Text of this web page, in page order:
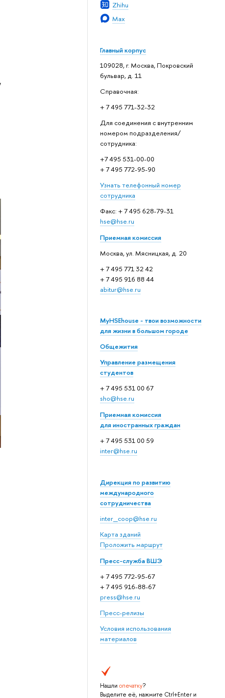
Zhihu
Max
Главный корпус
109028, г. Москва, Покровский
бульвар, д. 11
Справочная:
+ 7 495 771-32-32
Для соединения с внутренним
номером подразделения/
сотрудника:
+7 495 531-00-00
+ 7 495 772-95-90
Узнать телефонный номер
сотрудника
Факс: + 7 495 628-79-31
hse@hse.ru
Приемная комиссия
Москва, ул. Мясницкая, д. 20
+ 7 495 771 32 42
+ 7 495 916 88 44
abitur@hse.ru
MyHSEhouse - твои возможности
для жизни в большом городе
Общежития
Управление размещения
студентов
+ 7 495 531 00 67
sho@hse.ru
Приемная комиссия
для иностранных граждан
+ 7 495 531 00 59
inter@hse.ru
Дирекция по развитию
международного
сотрудничества
inter_coop@hse.ru
Карта зданий
Проложить маршрут
Пресс-служба ВШЭ
+ 7 495 772-95-67
+ 7 495 916-88-67
press@hse.ru
Пресс-релизы
Условия использования
материалов
Нашли опечатку?
Выделите её, нажмите Ctrl+Enter и